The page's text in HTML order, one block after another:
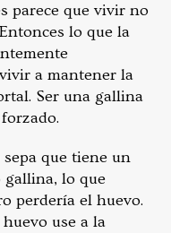
parece que vivir no
lo que la
a mantener la
Ser una gallina
que tiene un
gallina, lo que
perdería el huevo.
use a la